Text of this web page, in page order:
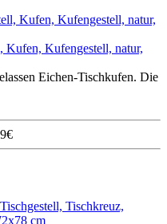
Kufen, Kufengestell, natur,
Eichen-Tischkufen. Die